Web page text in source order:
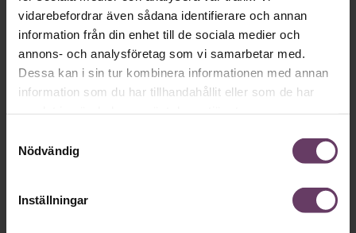
vidarebefordrar även sådana identifierare och annan
information från din enhet till de sociala medier och
annons- och analysföretag som vi samarbetar med.
Dessa kan i sin tur kombinera informationen med annan
information som du har tillhandahållit eller som de har
Nödvändig
Inställningar
Håll dig uppdaterad med våra
nyhetsbrev!
Våra populära nyhetsbrev samlar varje
vecka det bästa från Chef och
Chefakademin. Ledarskapsnytta och
inspiration för dig som är chef, ledare
prenumerera idag! Det är helt kostnadsfritt.